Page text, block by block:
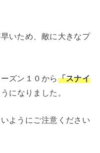
いため、敵に大きなプ
ズン１０から「スナイ
になりました。
ようにご注意ください